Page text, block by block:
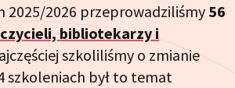
2025/2026 przeprowadziliśmy 56
bibliotekarzy i
szkoliliśmy o zmianie
szkoleniach był to temat